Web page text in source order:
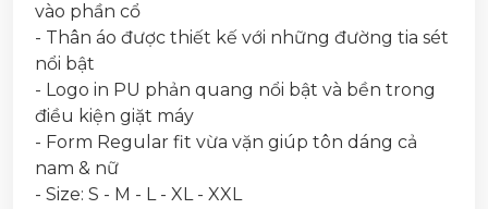
vào phần cổ
- Thân áo được thiết kế với những đường tia sét
nổi bật
- Logo in PU phản quang nổi bật và bền trong
điều kiện giặt máy
- Form Regular fit vừa vặn giúp tôn dáng cả
nam & nữ
- Size: S - M - L - XL - XXL